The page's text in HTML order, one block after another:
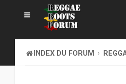
INDEX DU FORUM